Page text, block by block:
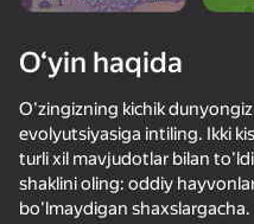
50+ top o‘yinlar, ularni
hatto «o‘ynamaydigan»
Apple Worm
38
O‘yin haqida
O'zingizning kichik
evolyutsiyasiga intiling. Ikki
turli xil mavjudotlar bilan
shaklini oling: oddiy
bo'lmaydigan shaxslargacha.